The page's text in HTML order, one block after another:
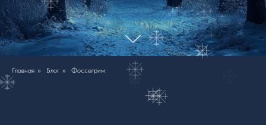
Главная » Блог » Фоссегрим